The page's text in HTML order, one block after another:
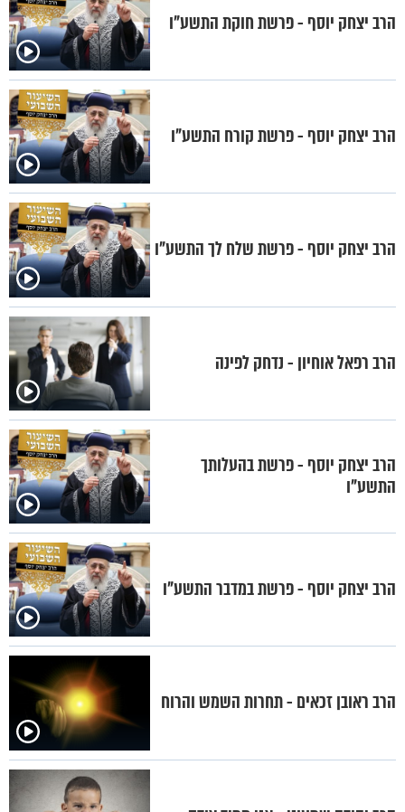
הרב יצחק יוסף - פרשת חוקת התשע"ו
הרב יצחק יוסף - פרשת קורח התשע"ו
הרב יצחק יוסף - פרשת שלח לך התשע"ו
הרב רפאל אוחיון - נדחק לפינה
הרב יצחק יוסף - פרשת בהעלותך
התשע"ו
הרב יצחק יוסף - פרשת במדבר התשע"ו
הרב ראובן זכאים - תחרות השמש והרוח